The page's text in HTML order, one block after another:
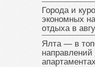
Города и
экономных
отдыха в
Ялта — в